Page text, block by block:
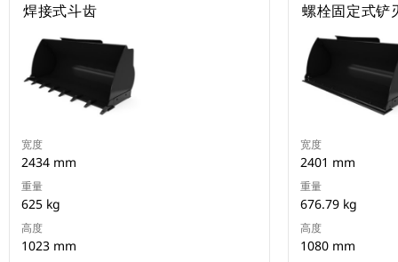
焊接式斗齿
宽度
2434 mm
重量
625 kg
高度
1023 mm
螺栓固定式铲
宽度
2401 mm
重量
676.79 kg
高度
1080 mm